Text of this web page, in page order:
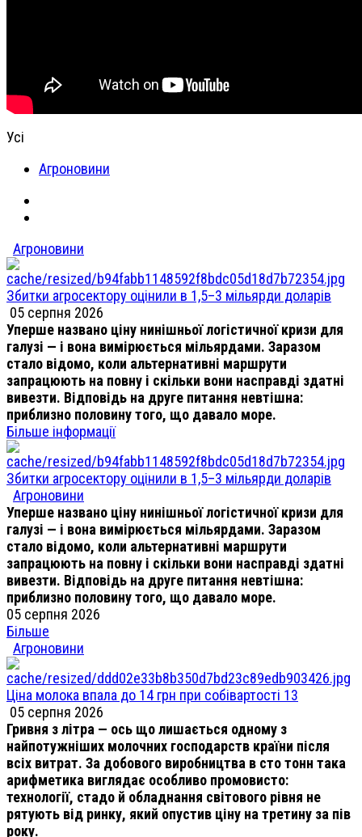
Усі
Агроновини
Агроновини
Збитки агросектору оцінили в 1,5–3 мільярди доларів
05 серпня 2026
Уперше названо ціну нинішньої логістичної кризи для
галузі — і вона вимірюється мільярдами. Заразом
стало відомо, коли альтернативні маршрути
запрацюють на повну і скільки вони насправді здатні
вивезти. Відповідь на друге питання невтішна:
приблизно половину того, що давало море.
Більше інформації
Збитки агросектору оцінили в 1,5–3 мільярди доларів
Агроновини
Уперше названо ціну нинішньої логістичної кризи для
галузі — і вона вимірюється мільярдами. Заразом
стало відомо, коли альтернативні маршрути
запрацюють на повну і скільки вони насправді здатні
вивезти. Відповідь на друге питання невтішна:
приблизно половину того, що давало море.
05 серпня 2026
Більше
Агроновини
Ціна молока впала до 14 грн при собівартості 13
05 серпня 2026
Гривня з літра — ось що лишається одному з
найпотужніших молочних господарств країни після
всіх витрат. За добового виробництва в сто тонн така
арифметика виглядає особливо промовисто:
технології, стадо й обладнання світового рівня не
рятують від ринку, який опустив ціну на третину за пів
року.